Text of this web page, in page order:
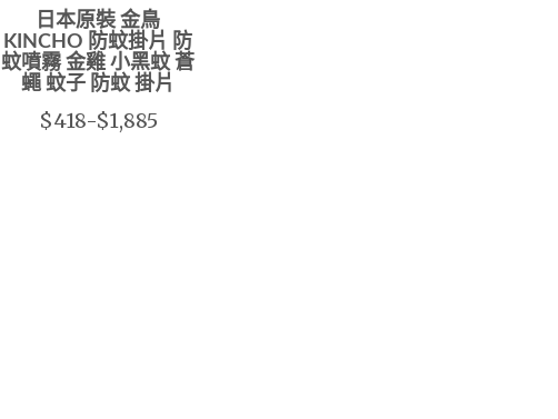
日本原裝 金鳥
KINCHO 防蚊掛片 防
蚊噴霧 金雞 小黑蚊 蒼
蠅 蚊子 防蚊 掛片
$418-$1,885